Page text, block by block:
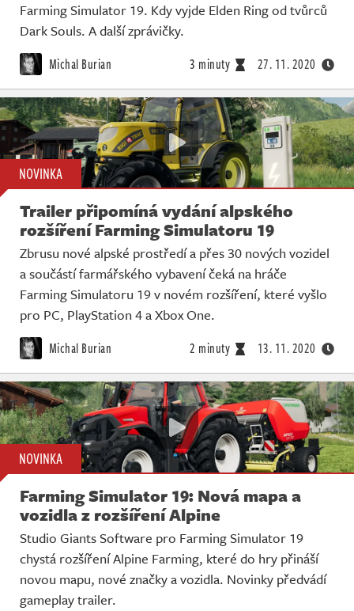
Farming Simulator 19. Kdy vyjde Elden Ring od tvůrců
Dark Souls. A další zprávičky.
Michal Burian 3 minuty 27. 11. 2020
NOVINKA
Trailer připomíná vydání alpského
rozšíření Farming Simulatoru 19
Zbrusu nové alpské prostředí a přes 30 nových vozidel
a součástí farmářského vybavení čeká na hráče
Farming Simulatoru 19 v novém rozšíření, které vyšlo
pro PC, PlayStation 4 a Xbox One.
Michal Burian 2 minuty 13. 11. 2020
NOVINKA
Farming Simulator 19: Nová mapa a
vozidla z rozšíření Alpine
Studio Giants Software pro Farming Simulator 19
chystá rozšíření Alpine Farming, které do hry přináší
novou mapu, nové značky a vozidla. Novinky předvádí
gameplay trailer.